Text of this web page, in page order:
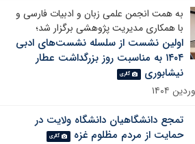
به همت انجمن علمی زبان و ادبیات فارسی و
با همکاری مدیریت پژوهشی برگزار شد؛
اولین نشست از سلسله نشست‌های ادبی
۱۴۰۴ به مناسبت روز بزرگداشت عطار
نیشابوری
گالری
تمجع دانشگاهیان دانشگاه ولایت در
حمایت از مردم مظلوم غزه
گالری